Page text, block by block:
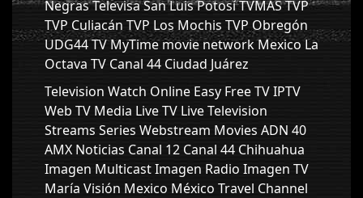
Negras Televisa San Luis Potosí TVMÁS TVP
TVP Culiacán TVP Los Mochis TVP Obregón
UDG44 TV MyTime movie network Mexico La
Octava TV Canal 44 Ciudad Juárez
Television Watch Online Easy Free TV IPTV
Web TV Media Live TV Live Television
Streams Series Webstream Movies ADN 40
AMX Noticias Canal 12 Canal 44 Chihuahua
Imagen Multicast Imagen Radio Imagen TV
María Visión Mexico México Travel Channel